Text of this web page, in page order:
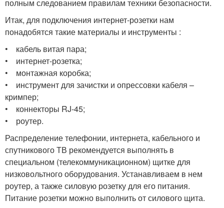
полным следованием правилам техники безопасности.
Итак, для подключения интернет-розетки нам
понадобятся такие материалы и инструменты :
• кабель витая пара;
• интернет-розетка;
• монтажная коробка;
• инструмент для зачистки и опрессовки кабеля –
кримпер;
• коннекторы RJ-45;
• роутер.
Распределение телефонии, интернета, кабельного и
спутникового ТВ рекомендуется выполнять в
специальном (телекоммуникационном) щитке для
низковольтного оборудования. Устанавливаем в нем
роутер, а также силовую розетку для его питания.
Питание розетки можно выполнить от силового щита.